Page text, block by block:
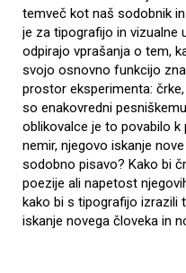
temveč kot naš sodobnik
je za tipografijo in vizualne
odpirajo vprašanja o tem,
svojo osnovno funkcijo
prostor eksperimenta:
so enakovredni
oblikovalce je to povabilo k
nemir, njegovo iskanje
sodobno pisavo? Kako bi
poezije ali napetost
kako bi s tipografijo izrazili
iskanje novega človeka in